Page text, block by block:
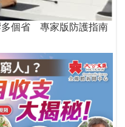
多個省 專家版防護指南